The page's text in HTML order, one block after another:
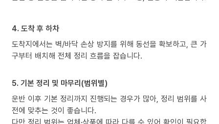
4. 도착 후 하차
도착지에서는 벽/바닥 손상 방지를 위해 동선을 확보하고, 큰 가
구부터 배치해 전체 정리 흐름을 잡습니다.
5. 기본 정리 및 마무리(범위별)
운반 이후 기본 정리까지 진행되는 경우가 많아, 정리 범위를 사
전에 맞추는 것이 좋습니다.